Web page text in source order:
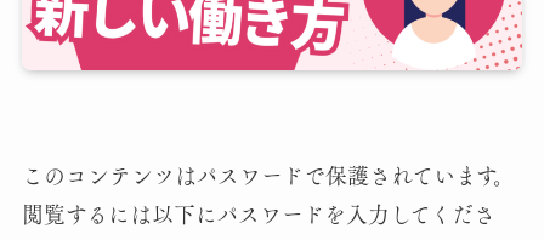
このコンテンツはパスワードで保護されています。
閲覧するには以下にパスワードを入力してくださ